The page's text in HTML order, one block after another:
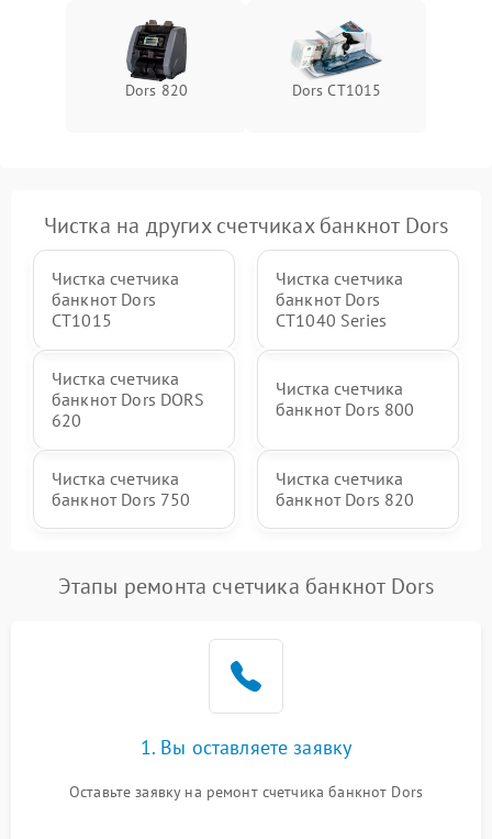
Dors 820 Dors CT1015
Чистка на других счетчиках банкнот Dors
Чистка счетчика
банкнот Dors
CT1015
Чистка счетчика
банкнот Dors
CT1040 Series
Чистка счетчика
банкнот Dors DORS
620
Чистка счетчика
банкнот Dors 800
Чистка счетчика
банкнот Dors 750
Чистка счетчика
банкнот Dors 820
Этапы ремонта счетчика банкнот Dors
1. Вы оставляете заявку
Оставьте заявку на ремонт счетчика банкнот Dors